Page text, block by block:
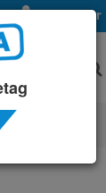
Mina sidor